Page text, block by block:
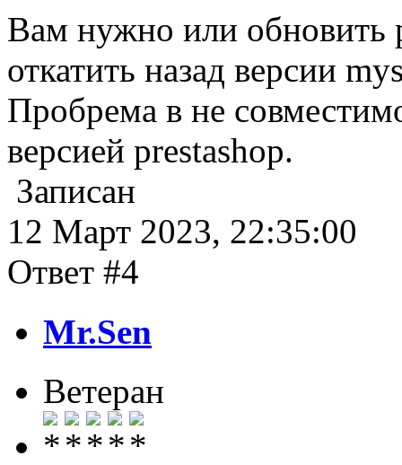
Вам нужно или обновить
откатить назад версии
Пробрема в не
версией prestashop.
Записан
12 Март 2023, 22:35:00
Ответ #4
Mr.Sen
Ветеран